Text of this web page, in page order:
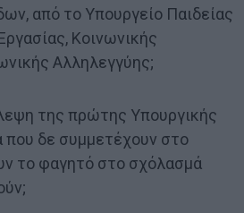
από το Υπουργείο Παιδείας
Κοινωνικής
Αλληλεγγύης;
της πρώτης Υπουργικής
που δε συμμετέχουν στο
το φαγητό στο σχόλασμά